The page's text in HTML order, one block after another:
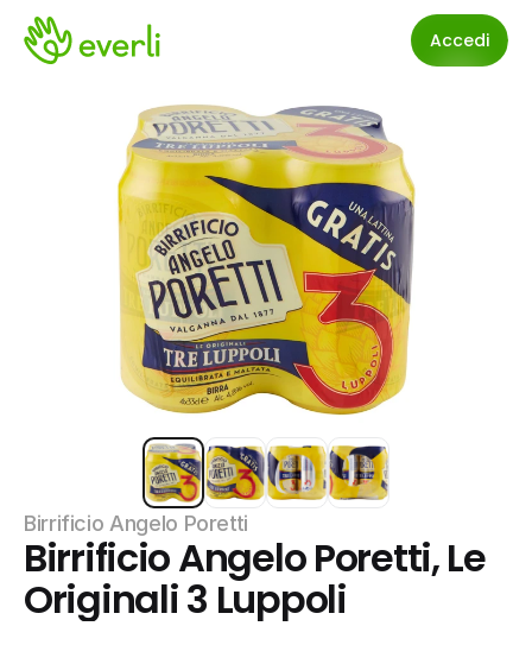
Accedi
Birrificio Angelo Poretti
Birrificio Angelo Poretti, Le
Originali 3 Luppoli